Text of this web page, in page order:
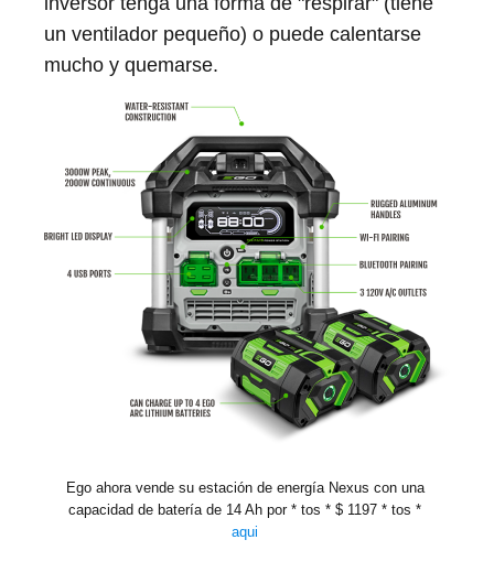
un ventilador pequeño) o puede calentarse
mucho y quemarse.
Ego ahora vende su estación de energía Nexus con una
aqui